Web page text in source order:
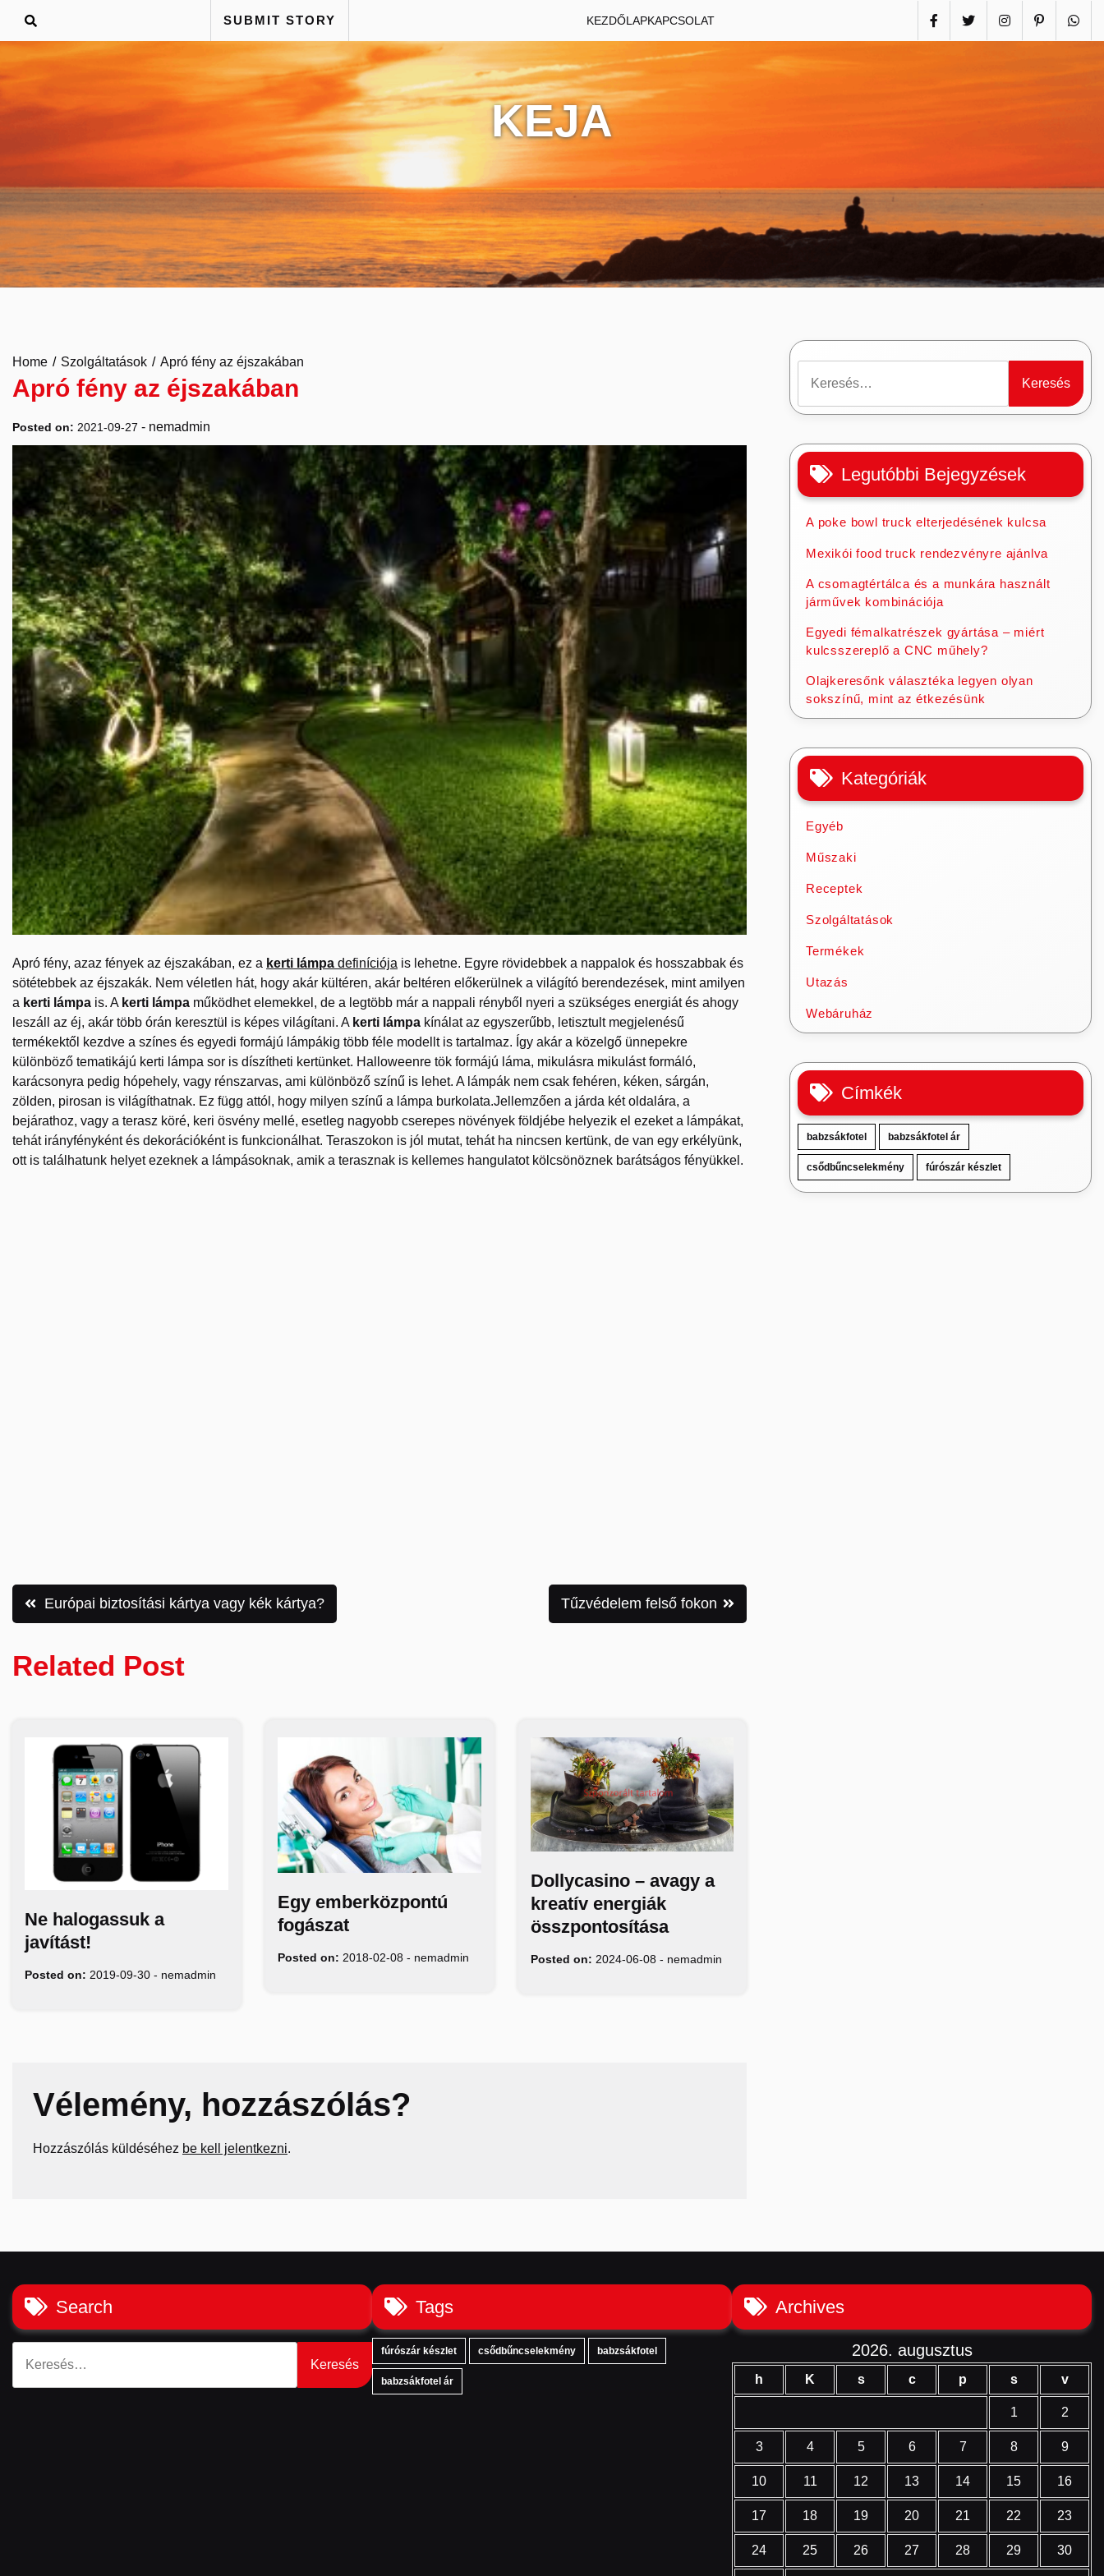
content
SUBMIT STORY KEZDŐLAPKAPCSOLAT
KEJA
Home Szolgáltatások Apró fény az éjszakában
Apró fény az éjszakában
Posted on: 2021-09-27 - nemadmin
Apró fény, azaz fények az éjszakában, ez a kerti lámpa definíciója is lehetne. Egyre rövidebbek a nappalok és hosszabbak és
sötétebbek az éjszakák. Nem véletlen hát, hogy akár kültéren, akár beltéren előkerülnek a világító berendezések, mint amilyen
a kerti lámpa is. A kerti lámpa működhet elemekkel, de a legtöbb már a nappali rényből nyeri a szükséges energiát és ahogy
leszáll az éj, akár több órán keresztül is képes világítani. A kerti lámpa kínálat az egyszerűbb, letisztult megjelenésű
termékektől kezdve a színes és egyedi formájú lámpákig több féle modellt is tartalmaz. Így akár a közelgő ünnepekre
különböző tematikájú kerti lámpa sor is díszítheti kertünket. Halloweenre tök formájú láma, mikulásra mikulást formáló,
karácsonyra pedig hópehely, vagy rénszarvas, ami különböző színű is lehet. A lámpák nem csak fehéren, kéken, sárgán,
zölden, pirosan is világíthatnak. Ez függ attól, hogy milyen színű a lámpa burkolata.Jellemzően a járda két oldalára, a
bejárathoz, vagy a terasz köré, keri ösvény mellé, esetleg nagyobb cserepes növények földjébe helyezik el ezeket a lámpákat,
tehát irányfényként és dekorációként is funkcionálhat. Teraszokon is jól mutat, tehát ha nincsen kertünk, de van egy erkélyünk,
ott is találhatunk helyet ezeknek a lámpásoknak, amik a terasznak is kellemes hangulatot kölcsönöznek barátságos fényükkel.
Bejegyzés
navigáció
Európai biztosítási kártya vagy kék kártya? Tűzvédelem felső fokon
Related Post
Ne halogassuk a
javítást!
Posted on: 2019-09-30 - nemadmin
Egy emberközpontú
fogászat
Posted on: 2018-02-08 - nemadmin
Dollycasino – avagy a
kreatív energiák
összpontosítása
Posted on: 2024-06-08 - nemadmin
Vélemény, hozzászólás?
Hozzászólás küldéséhez be kell jelentkezni.
Legutóbbi Bejegyzések
A poke bowl truck elterjedésének kulcsa
Mexikói food truck rendezvényre ajánlva
A csomagtértálca és a munkára használt
járművek kombinációja
Egyedi fémalkatrészek gyártása – miért
kulcsszereplő a CNC műhely?
Olajkeresőnk választéka legyen olyan
sokszínű, mint az étkezésünk
Kategóriák
Egyéb
Műszaki
Receptek
Szolgáltatások
Termékek
Utazás
Webáruház
Címkék
babzsákfotel babzsákfotel ár
csődbűncselekmény fúrószár készlet
Search Tags
fúrószár készlet csődbűncselekmény babzsákfotel
babzsákfotel ár
Archives
2026. augusztus
h K s c p s v
1 2
3 4 5 6 7 8 9
10 11 12 13 14 15 16
17 18 19 20 21 22 23
24 25 26 27 28 29 30